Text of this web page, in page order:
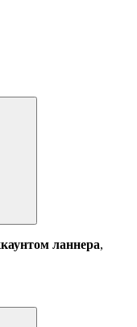
ланнера,